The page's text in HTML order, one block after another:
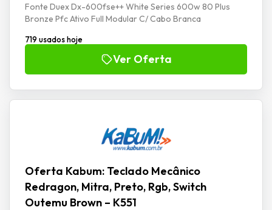
Fonte Duex Dx-600fse++ White Series 600w 80 Plus
Bronze Pfc Ativo Full Modular C/ Cabo Branca
719 usados hoje
Ver Oferta
Oferta Kabum: Teclado Mecânico
Redragon, Mitra, Preto, Rgb, Switch
Outemu Brown – K551